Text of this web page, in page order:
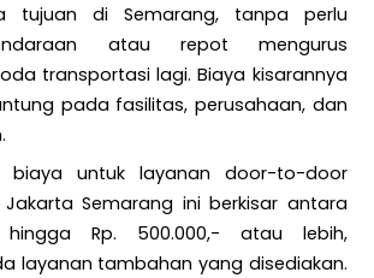
tujuan di Semarang, tanpa perlu
atau repot mengurus
transportasi lagi. Biaya kisarannya
pada fasilitas, perusahaan, dan
biaya untuk layanan door-to-door
Semarang ini berkisar antara
hingga Rp. 500.000,- atau lebih,
layanan tambahan yang disediakan.